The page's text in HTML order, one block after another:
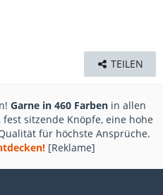
TEILEN
Garne in 460 Farben in allen
sitzende Knöpfe, eine hohe
für höchste Ansprüche.
[Reklame]